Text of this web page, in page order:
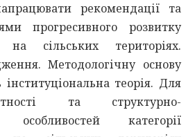
рекомендації та
прогресивного розвитку
на сільських територіях.
Методологічну основу
теорія. Для
та структурно-
особливостей категорії